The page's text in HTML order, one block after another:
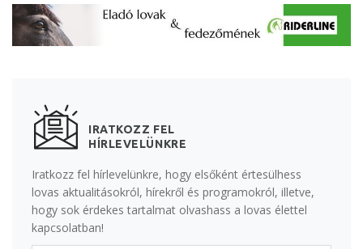
IRATKOZZ FEL
HÍRLEVELÜNKRE
Iratkozz fel hírlevelünkre, hogy elsőként értesülhess
lovas aktualitásokról, hírekről és programokról, illetve,
hogy sok érdekes tartalmat olvashass a lovas élettel
kapcsolatban!